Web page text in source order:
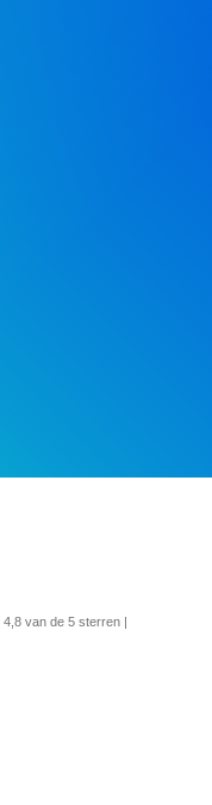
4,8 van de 5 sterren |